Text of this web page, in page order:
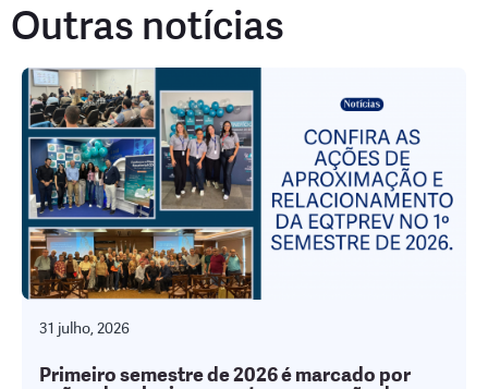
Outras notícias
31 julho, 2026
Primeiro semestre de 2026 é marcado por